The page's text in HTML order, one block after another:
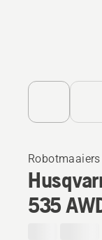
Robotmaaiers
535